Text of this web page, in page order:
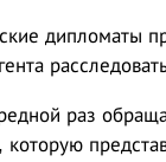
дипломаты
раз
которую